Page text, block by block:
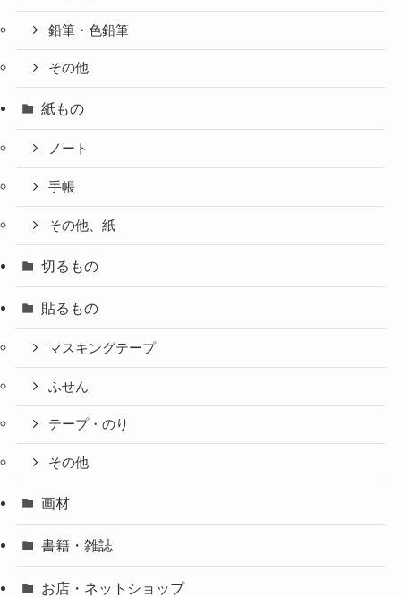
鉛筆・色鉛筆
その他
紙もの
ノート
手帳
その他、紙
切るもの
貼るもの
マスキングテープ
ふせん
テープ・のり
その他
画材
書籍・雑誌
お店・ネットショップ